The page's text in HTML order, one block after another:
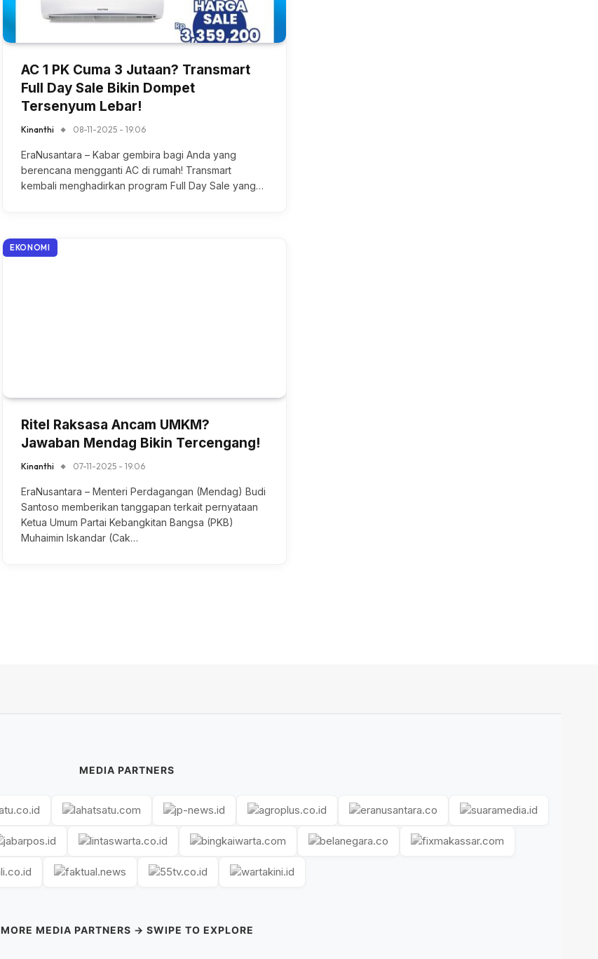
AC 1 PK Cuma 3 Jutaan? Transmart
Full Day Sale Bikin Dompet
Tersenyum Lebar!
Kinanthi 08-11-2025 - 19.06
EraNusantara – Kabar gembira bagi Anda yang
berencana mengganti AC di rumah! Transmart
kembali menghadirkan program Full Day Sale yang…
EKONOMI
Ritel Raksasa Ancam UMKM?
Jawaban Mendag Bikin Tercengang!
Kinanthi 07-11-2025 - 19.06
EraNusantara – Menteri Perdagangan (Mendag) Budi
Santoso memberikan tanggapan terkait pernyataan
Ketua Umum Partai Kebangkitan Bangsa (PKB)
Muhaimin Iskandar (Cak…
MEDIA PARTNERS
MORE MEDIA PARTNERS → SWIPE TO EXPLORE